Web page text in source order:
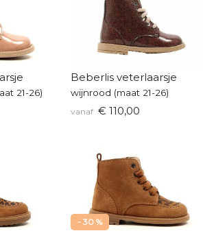
21-26)
Beberlis veterlaarsje
wijnrood (maat 21-26)
vanaf € 110,00
- 30 %